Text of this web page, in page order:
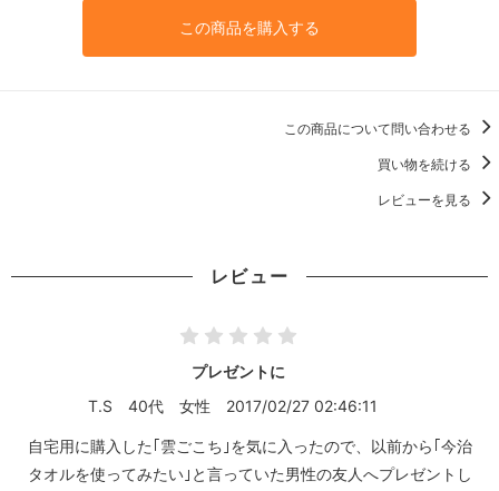
この商品を購入する
この商品について問い合わせる
買い物を続ける
レビューを見る
レビュー
プレゼントに
T.S
40代 女性 2017/02/27 02:46:11
自宅用に購入した｢雲ごこち｣を気に入ったので、以前から｢今治
タオルを使ってみたい｣と言っていた男性の友人へプレゼントし